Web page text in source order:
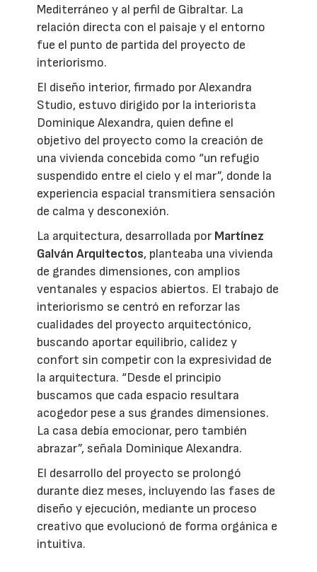
Mediterráneo y al perfil de Gibraltar. La
relación directa con el paisaje y el entorno
fue el punto de partida del proyecto de
interiorismo.
El diseño interior, firmado por Alexandra
Studio, estuvo dirigido por la interiorista
Dominique Alexandra, quien define el
objetivo del proyecto como la creación de
una vivienda concebida como “un refugio
suspendido entre el cielo y el mar”, donde la
experiencia espacial transmitiera sensación
de calma y desconexión.
La arquitectura, desarrollada por Martínez
Galván Arquitectos, planteaba una vivienda
de grandes dimensiones, con amplios
ventanales y espacios abiertos. El trabajo de
interiorismo se centró en reforzar las
cualidades del proyecto arquitectónico,
buscando aportar equilibrio, calidez y
confort sin competir con la expresividad de
la arquitectura. “Desde el principio
buscamos que cada espacio resultara
acogedor pese a sus grandes dimensiones.
La casa debía emocionar, pero también
abrazar”, señala Dominique Alexandra.
El desarrollo del proyecto se prolongó
durante diez meses, incluyendo las fases de
diseño y ejecución, mediante un proceso
creativo que evolucionó de forma orgánica e
intuitiva.